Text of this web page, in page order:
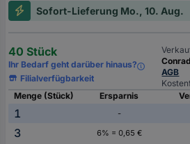
Sofort-Lieferung Mo., 10. Aug.
40 Stück
Ihr Bedarf geht darüber hinaus?
Filialverfügbarkeit
AGB
Menge (Stück)
Ersparnis
1 -
3
6% = 0,65 €